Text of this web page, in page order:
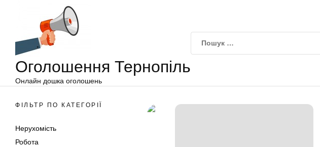
Оголошення Тернопіль
Онлайн дошка оголошень
ФІЛЬТР ПО КАТЕГОРІЇ
Нерухомість
Робота